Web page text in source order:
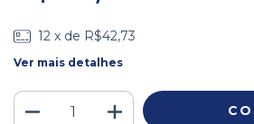
12 x de R$42,73
Ver mais detalhes